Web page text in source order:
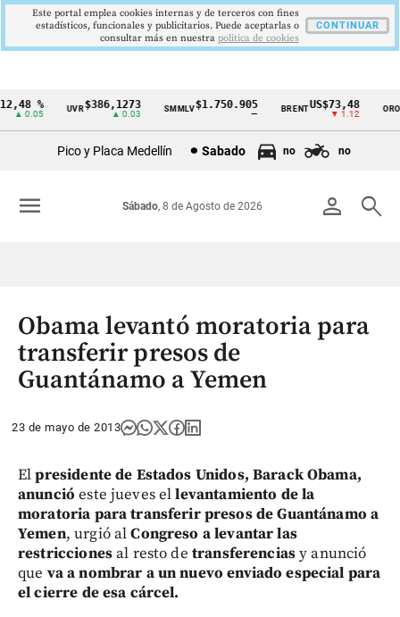
Cintillo
Colombia
%
▲ 0.05
UVR$386,1273
▲ 0.03
SMMLV$1.750.905 BRENTUS$73,48
▼ 1.12
ORO
Pico y Placa Medellín Sabado no no
person search
Sábado, 8 de Agosto de 2026
menu
Obama levantó moratoria para
transferir presos de
Guantánamo a Yemen
23 de mayo de 2013
Elpresidente de Estados Unidos, Barack Obama,
anunció este jueves ellevantamiento de la
moratoria para transferir presos de Guantánamo a
Yemen, urgió alCongreso a levantar las
restriccionesal resto de transferenciasy anunció
que va a nombrar a un nuevo enviado especial para
el cierre de esa cárcel.
Este portal emplea cookies internas y de terceros con fines
estadísticos, funcionales y publicitarios. Puede aceptarlas o
consultar más en nuestra politica de cookies
CONTINUAR